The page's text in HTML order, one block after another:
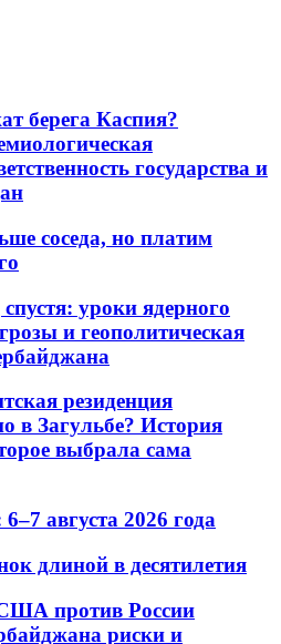
берега Каспия?
государства и
соседа, но платим
уроки ядерного
и геополитическая
резиденция
в Загульбе? История
выбрала сама
августа 2026 года
длиной в десятилетия
против России
риски и